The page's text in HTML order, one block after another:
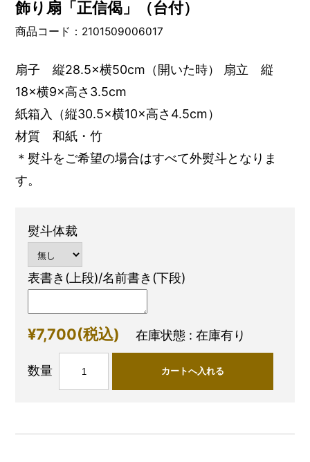
飾り扇「正信偈」（台付）
商品コード：2101509006017
扇子 縦28.5×横50cm（開いた時） 扇立 縦
18×横9×高さ3.5cm
紙箱入（縦30.5×横10×高さ4.5cm）
材質 和紙・竹
＊熨斗をご希望の場合はすべて外熨斗となりま
す。
熨斗体裁
表書き(上段)/名前書き(下段)
¥7,700(税込) 在庫状態 : 在庫有り
数量